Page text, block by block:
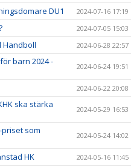
DU1 2024-07-16 17:19
2024-07-05 15:03
Handboll 2024-06-28 22:57
barn 2024 -
2024-06-24 19:51
2024-06-22 20:08
ska stärka
2024-05-29 16:53
som
2024-05-24 14:02
HK 2024-05-16 11:45